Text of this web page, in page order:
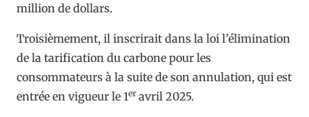
million de dollars.
Troisièmement, il inscrirait dans la loi l’élimination
de la tarification du carbone pour les
consommateurs à la suite de son annulation, qui est
entrée en vigueur le 1er avril 2025.